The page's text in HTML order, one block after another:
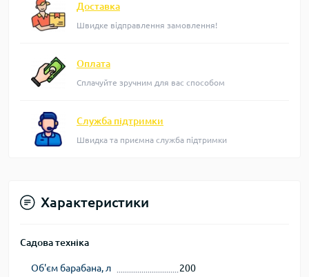
Доставка
Швидке відправлення замовлення!
Оплата
Сплачуйте зручним для вас способом
Служба підтримки
Швидка та приємна служба підтримки
Характеристики
Садова техніка
Об'єм барабана, л 200